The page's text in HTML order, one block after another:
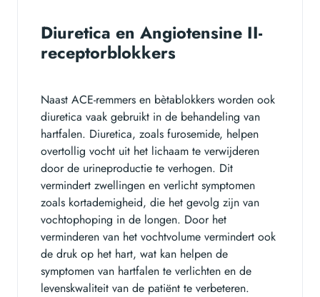
Diuretica en Angiotensine II-
receptorblokkers
Naast ACE-remmers en bètablokkers worden ook
diuretica vaak gebruikt in de behandeling van
hartfalen. Diuretica, zoals furosemide, helpen
overtollig vocht uit het lichaam te verwijderen
door de urineproductie te verhogen. Dit
vermindert zwellingen en verlicht symptomen
zoals kortademigheid, die het gevolg zijn van
vochtophoping in de longen. Door het
verminderen van het vochtvolume vermindert ook
de druk op het hart, wat kan helpen de
symptomen van hartfalen te verlichten en de
levenskwaliteit van de patiënt te verbeteren.